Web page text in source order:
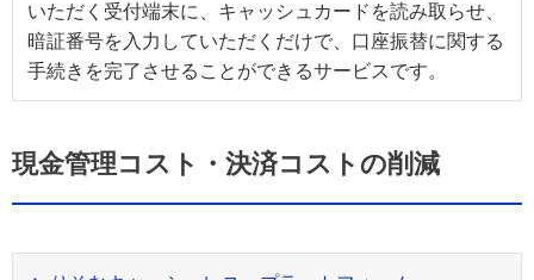
いただく受付端末に、キャッシュカードを読み取らせ、
暗証番号を入力していただくだけで、口座振替に関する
手続きを完了させることができるサービスです。
現金管理コスト・決済コストの削減